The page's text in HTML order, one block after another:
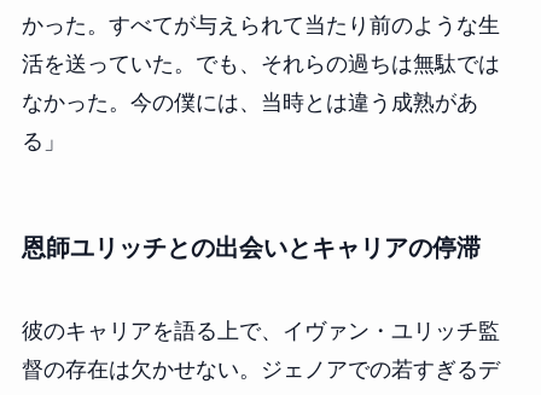
かった。すべてが与えられて当たり前のような生
活を送っていた。でも、それらの過ちは無駄では
なかった。今の僕には、当時とは違う成熟があ
る」
恩師ユリッチとの出会いとキャリアの停滞
彼のキャリアを語る上で、イヴァン・ユリッチ監
督の存在は欠かせない。ジェノアでの若すぎるデ